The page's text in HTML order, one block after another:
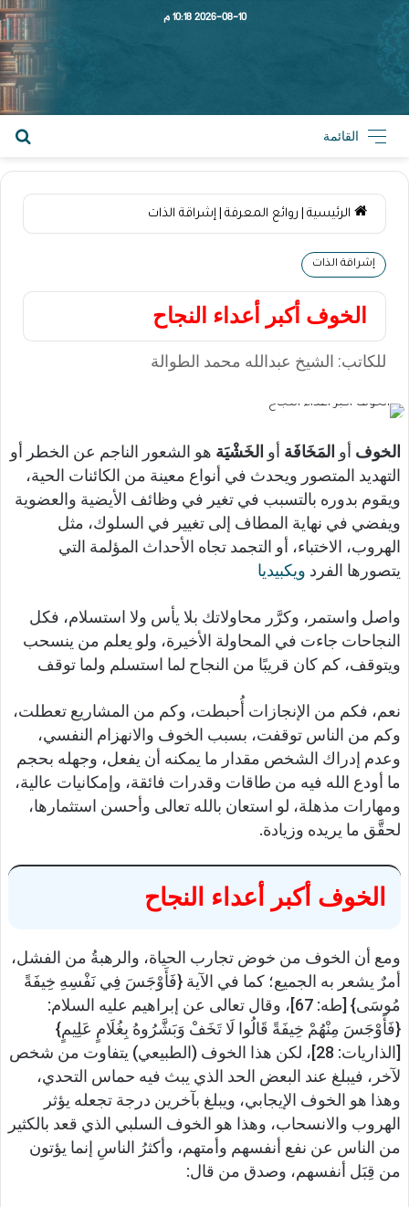
2026-08-10 10:18 م
القائمة
الرئيسية روائع المعرفة إشراقة الذات
إشراقة الذات
الخوف أكبر أعداء النجاح
للكاتب: الشيخ عبدالله محمد الطوالة
الخوف أو المَخَافَة أو الخَشْيَة هو الشعور الناجم عن الخطر أو
التهديد المتصور ويحدث في أنواع معينة من الكائنات الحية،
ويقوم بدوره بالتسبب في تغير في وظائف الأيضية والعضوية
ويفضي في نهاية المطاف إلى تغيير في السلوك، مثل
الهروب، الاختباء، أو التجمد تجاه الأحداث المؤلمة التي
يتصورها الفرد ويكبيديا
واصل واستمر، وكرَّر محاولاتك بلا يأس ولا استسلام، فكل
النجاحات جاءت في المحاولة الأخيرة، ولو يعلم من ينسحب
ويتوقف، كم كان قريبًا من النجاح لما استسلم ولما توقف
نعم، فكم من الإنجازات أُحبطت، وكم من المشاريع تعطلت،
وكم من الناس توقفت، بسبب الخوف والانهزام النفسي،
وعدم إدراك الشخص مقدار ما يمكنه أن يفعل، وجهله بحجم
ما أودع الله فيه من طاقات وقدرات فائقة، وإمكانيات عالية،
ومهارات مذهلة، لو استعان بالله تعالى وأحسن استثمارها،
لحقَّق ما يريده وزيادة.
الخوف أكبر أعداء النجاح
ومع أن الخوف من خوض تجارب الحياة، والرهبةُ من الفشل،
أمرٌ يشعر به الجميع؛ كما في الآية {فَأَوْجَسَ فِي نَفْسِهِ خِيفَةً
مُوسَى} [طه: 67]، وقال تعالى عن إبراهيم عليه السلام:
{فَأَوْجَسَ مِنْهُمْ خِيفَةً قَالُوا لَا تَخَفْ وَبَشَّرُوهُ بِغُلَامٍ عَلِيمٍ}
[الذاريات: 28]، لكن هذا الخوف (الطبيعي) يتفاوت من شخص
لآخر، فيبلغ عند البعض الحد الذي يبث فيه حماس التحدي،
وهذا هو الخوف الإيجابي، ويبلغ بآخرين درجة تجعله يؤثر
الهروب والانسحاب، وهذا هو الخوف السلبي الذي قعد بالكثير
من الناس عن نفع أنفسهم وأمتهم، وأكثرُ الناسِ إنما يؤتون
من قِبَل أنفسهم، وصدق من قال: